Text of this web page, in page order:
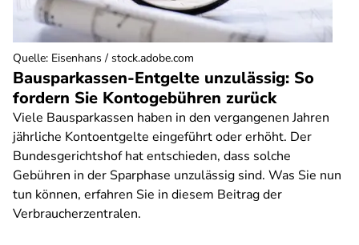
Bausparkassen-Entgelte unzulässig: So
fordern Sie Kontogebühren zurück
Viele Bausparkassen haben in den vergangenen Jahren
jährliche Kontoentgelte eingeführt oder erhöht. Der
Bundesgerichtshof hat entschieden, dass solche
Gebühren in der Sparphase unzulässig sind. Was Sie nun
tun können, erfahren Sie in diesem Beitrag der
Verbraucherzentralen.
Quelle: Eisenhans / stock.adobe.com